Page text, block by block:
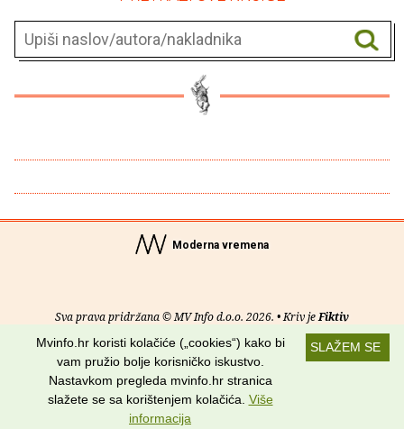
Moderna vremena
Sva prava pridržana © MV Info d.o.o. 2026. • Kriv jeFiktiv
O nama• Pomoć• Uvjeti korištenja•RSS kanali
Potraži nas na:
SLAŽEM SE
Mvinfo.hr koristi kolačiće („cookies“) kako bi
vam pružio bolje korisničko iskustvo.
Nastavkom pregleda mvinfo.hr stranica
slažete se sa korištenjem kolačića. Više
informacija